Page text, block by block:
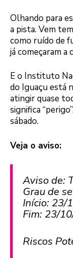
Olhando para
a pista. Vem
como ruído de
já começaram a
E o Instituto
do Iguaçu está
atingir quase
significa
sábado.
Veja o aviso:
Aviso de:
Grau de
Início: 23/
Fim: 23/
Riscos